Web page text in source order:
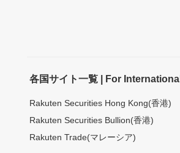
各国サイト一覧 | For International
Rakuten Securities Hong Kong(香港)
Rakuten Securities Bullion(香港)
Rakuten Trade(マレーシア)